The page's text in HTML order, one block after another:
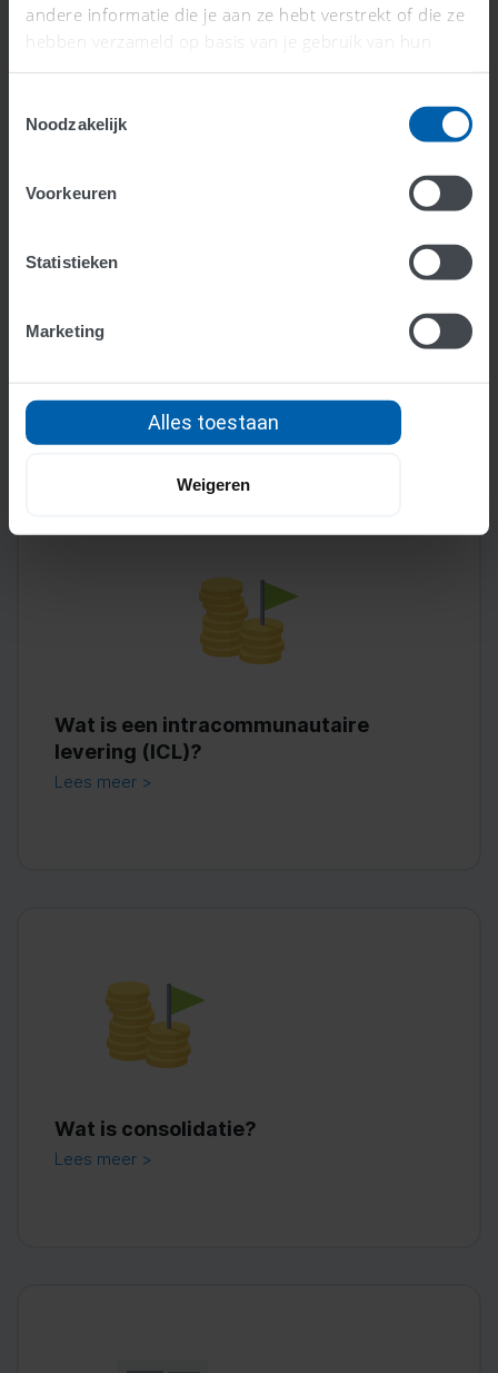
andere informatie die je aan ze hebt verstrekt of die ze
hebben verzameld op basis van je gebruik van hun
services.
Noodzakelijk
Voorkeuren
Statistieken
Marketing
Alles toestaan
Weigeren
0% BTW vs Geen BTW: Wat is het
Verschil?
Wat is een intracommunautaire
levering (ICL)?
Lees meer >
Wat is consolidatie?
Lees meer >